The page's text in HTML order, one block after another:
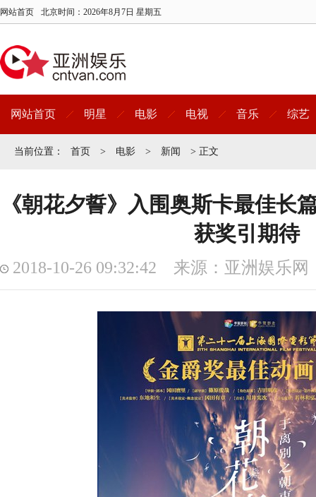
网站首页 北京时间： 2026年8月7日 星期五
网站首页 明星 电影 电视 音乐 综艺
当前位置： 首页 > 电影 > 新闻 > 正文
《朝花夕誓》入围奥斯卡最佳长
获奖引期待
2018-10-26 09:32:42 来源：亚洲娱乐网